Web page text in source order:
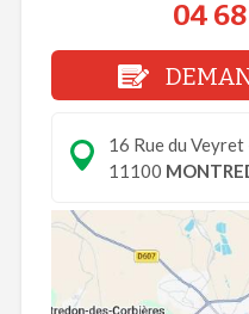
04
16 Rue du
11100